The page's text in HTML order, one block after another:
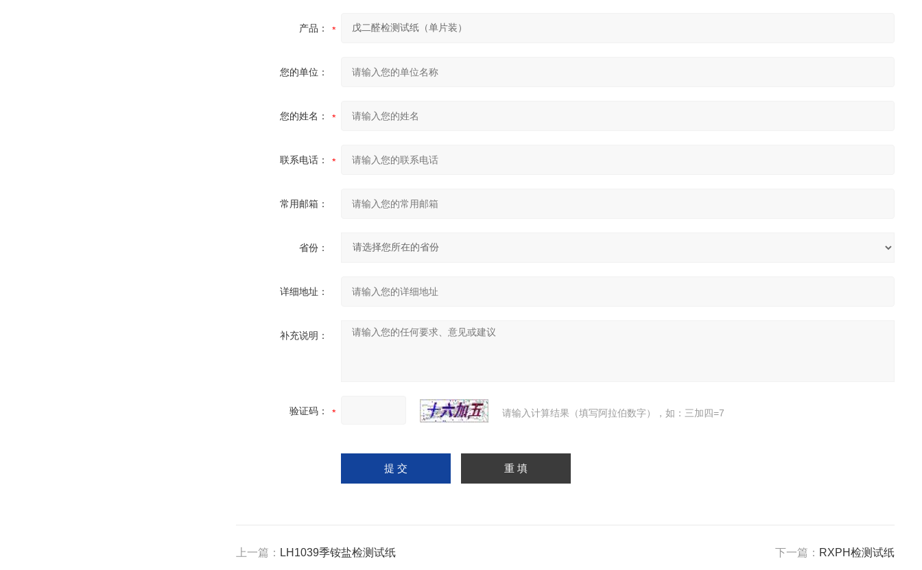
产品：
您的单位：
您的姓名：
联系电话：
常用邮箱：
省份：
详细地址：
补充说明：
验证码： 请输入计算结果（填写阿拉伯数字），如：三加四=7
上一篇： LH1039季铵盐检测试纸 下一篇： RXPH检测试纸